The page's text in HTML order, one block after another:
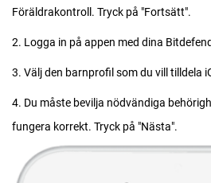
Föräldrakontroll. Tryck på "Fortsätt".
2. Logga in på appen med dina
3. Välj den barnprofil som du vill tilldela
4. Du måste bevilja nödvändiga
fungera korrekt. Tryck på "Nästa".